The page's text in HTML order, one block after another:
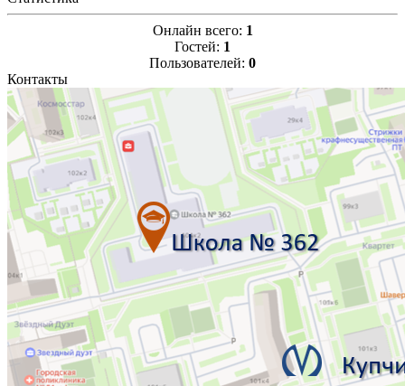
Онлайн всего: 1
Гостей: 1
Пользователей: 0
Контакты